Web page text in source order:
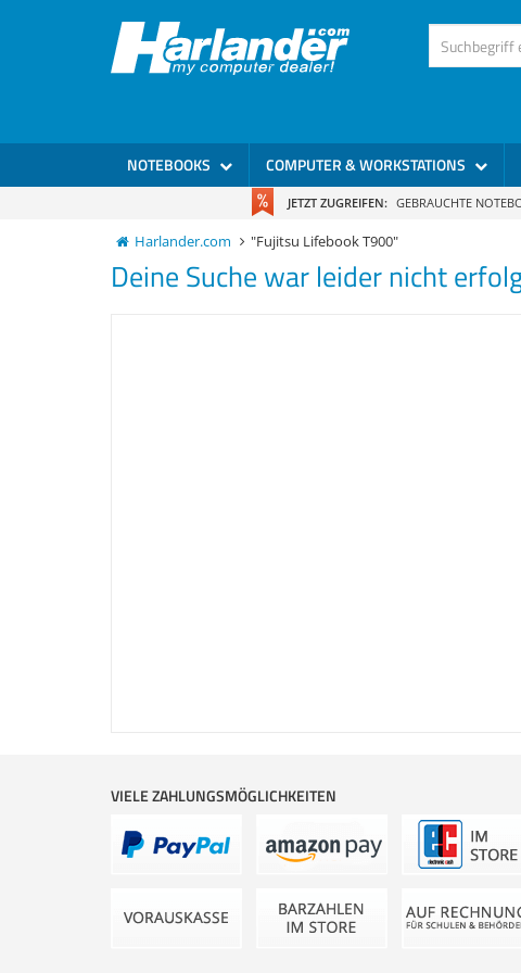
NOTEBOOKS COMPUTER & WORKSTATIONS
JETZT ZUGREIFEN: GEBRAUCHTE
Harlander.com "Fujitsu Lifebook T900"
Deine Suche war leider nicht
VIELE ZAHLUNGSMÖGLICHKEITEN